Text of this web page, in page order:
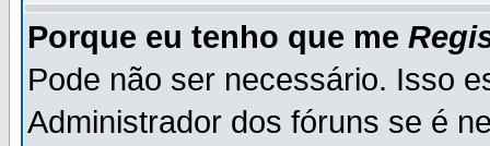
Porque eu tenho que me
Pode não ser necessário. Isso
Administrador dos fóruns se é